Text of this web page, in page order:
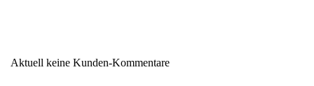
Aktuell keine Kunden-Kommentare